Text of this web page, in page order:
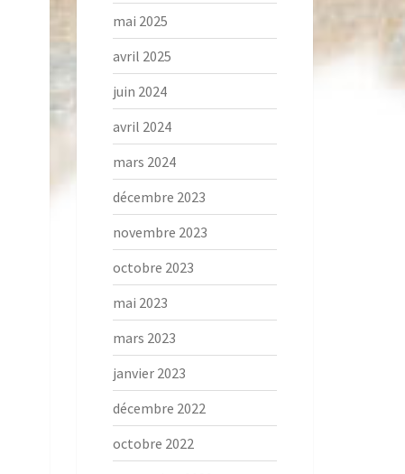
mai 2025
avril 2025
juin 2024
avril 2024
mars 2024
décembre 2023
novembre 2023
octobre 2023
mai 2023
mars 2023
janvier 2023
décembre 2022
octobre 2022